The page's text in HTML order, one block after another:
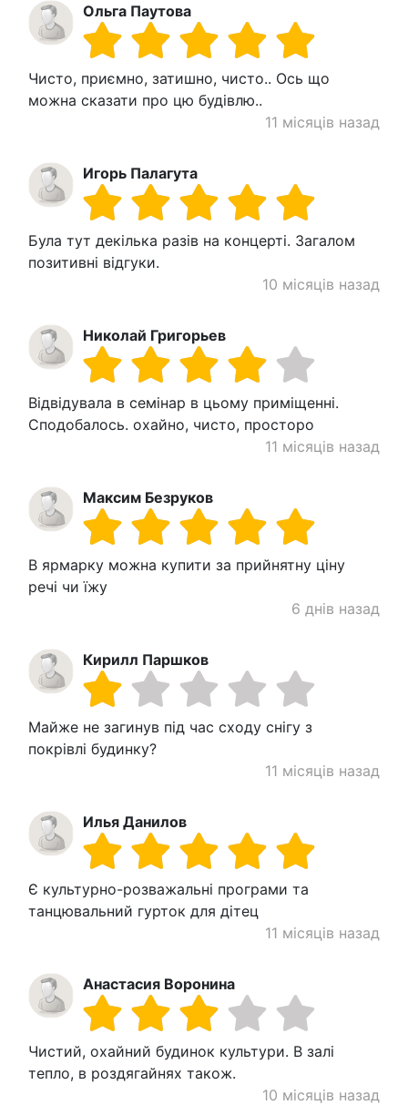
Ольга Паутова
Чисто, приємно, затишно, чисто.. Ось що
можна сказати про цю будівлю..
11 місяців назад
Игорь Палагута
Була тут декілька разів на концерті. Загалом
позитивні відгуки.
10 місяців назад
Николай Григорьев
Відвідувала в семінар в цьому приміщенні.
Сподобалось. охайно, чисто, просторо
11 місяців назад
Максим Безруков
В ярмарку можна купити за прийнятну ціну
речі чи їжу
6 днів назад
Кирилл Паршков
Майже не загинув під час сходу снігу з
покрівлі будинку?
11 місяців назад
Илья Данилов
Є культурно-розважальні програми та
танцювальний гурток для дітец
11 місяців назад
Анастасия Воронина
Чистий, охайний будинок культури. В залі
тепло, в роздягайнях також.
10 місяців назад